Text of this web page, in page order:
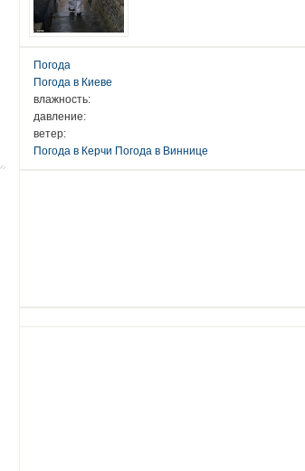
Погода
Погода в Киеве
влажность:
давление:
ветер:
Погода в Керчи Погода в Виннице